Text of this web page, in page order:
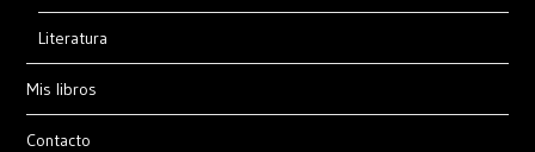
Literatura
Mis libros
Contacto